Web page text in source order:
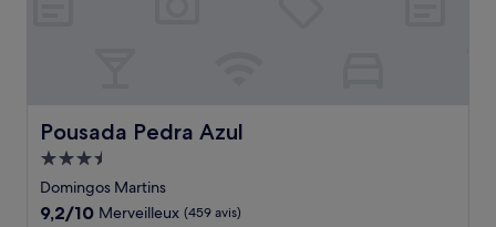
Pousada Pedra Azul
Pousada Pedra Azul
Hébergement
3.5 étoiles
Domingos Martins
9.2
9,2/10 Merveilleux (459 avis)